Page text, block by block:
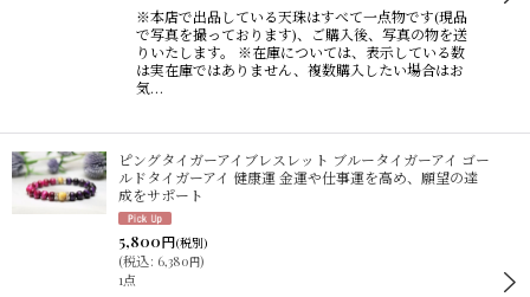
※本店で出品している天珠はすべて一点物です(現品
で写真を撮っております)、ご購入後、写真の物を送
りいたします。 ※在庫については、表示している数
は実在庫ではありません、複数購入したい場合はお
気…
ピングタイガーアイブレスレット ブルータイガーアイ ゴー
ルドタイガーアイ 健康運 金運や仕事運を高め、願望の達
成をサポート
5,800円(税別)
(税込: 6,380円)
1点